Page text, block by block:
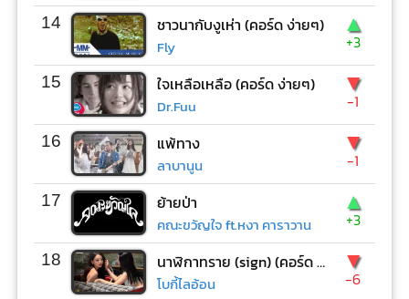
14 ชาวนากับงูเห่า (คอร์ด ง่ายๆ)
Fly
▲
+3
15 ใจเหลือเหลือ (คอร์ด ง่ายๆ)
Dr.Fuu
▼
-1
16 แพ้ทาง
ลาบานูน
▼
-1
17 ย้ายป่า
คณะขวัญใจ ft.หงา คาราวาน
▲
+3
18 นาฬิกาทราย (sign) (คอร์ด ง่ายๆ)
โบกี้ไลอ้อน
▼
-6